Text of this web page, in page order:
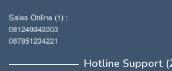
Sales Online (1) :
081249343303
087851234221
Hotline Support